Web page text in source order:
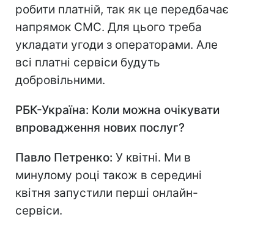
робити платній, так як це передбачає
напрямок СМС. Для цього треба
укладати угоди з операторами. Але
всі платні сервіси будуть
добровільними.
РБК-Україна: Коли можна очікувати
впровадження нових послуг?
Павло Петренко: У квітні. Ми в
минулому році також в середині
квітня запустили перші онлайн-
сервіси.